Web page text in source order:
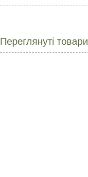
Переглянуті товари